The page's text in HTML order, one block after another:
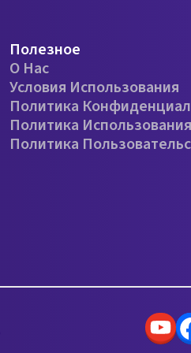
Полезное
О Нас
Условия Использования
Политика
Политика
Политика